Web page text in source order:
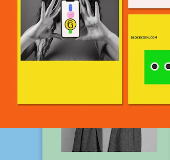
Copyright © 2010-2026Freepik Company S.L.U.